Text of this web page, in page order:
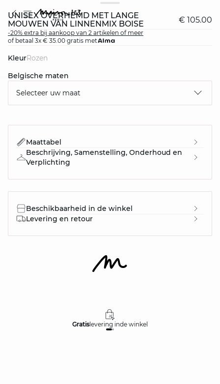
UNISEX OVERHEMD MET LANGE
MOUWEN VAN LINNENMIX BOISE
€ 105.00
-20% extra bij aankoop van 2 artikelen of meer
of betaal 3x € 35.00 gratis met
Kleur rozen
Belgische maten
Selecteer uw maat
Maattabel
Beschrijving, Samenstelling, Onderhoud en
Verplichting
Beschikbaarheid in de winkel
Levering en retour
Gratislevering inde winkel